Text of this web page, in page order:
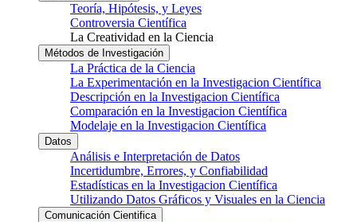
Teoría, Hipótesis, y Leyes
Controversia Científica
La Creatividad en la Ciencia
Métodos de Investigación
La Práctica de la Ciencia
La Experimentación en la Investigacion Científica
Descripción en la Investigacion Científica
Comparación en la Investigacion Científica
Modelaje en la Investigacion Científica
Datos
Análisis e Interpretación de Datos
Incertidumbre, Errores, y Confiabilidad
Estadísticas en la Investigacion Científica
Utilizando Datos Gráficos y Visuales en la Ciencia
Comunicación Cientifica